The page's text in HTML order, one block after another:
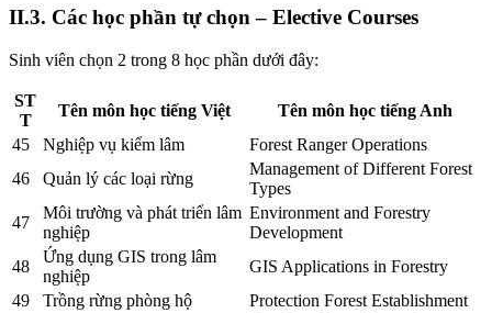
II.3. Các học phần tự chọn – Elective Courses
Sinh viên chọn 2 trong 8 học phần dưới đây:
ST
T
Tên môn học tiếng Việt
Tên môn học tiếng Anh
45
Nghiệp vụ kiểm lâm
Forest Ranger Operations
46
Quản lý các loại rừng
Management of Different Forest
Types
47
Môi trường và phát triển lâm
nghiệp
Environment and Forestry
Development
48
Ứng dụng GIS trong lâm
nghiệp
GIS Applications in Forestry
49
Trồng rừng phòng hộ
Protection Forest Establishment